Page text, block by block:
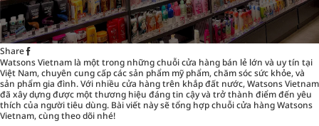
Share
Watsons Vietnam là một trong những chuỗi cửa hàng bán lẻ lớn và uy tín tại
Việt Nam, chuyên cung cấp các sản phẩm mỹ phẩm, chăm sóc sức khỏe, và
sản phẩm gia đình. Với nhiều cửa hàng trên khắp đất nước, Watsons Vietnam
đã xây dựng được một thương hiệu đáng tin cậy và trở thành điểm đến yêu
thích của người tiêu dùng. Bài viết này sẽ tổng hợp chuỗi cửa hàng Watsons
Vietnam, cùng theo dõi nhé!